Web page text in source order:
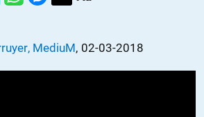
MediuM, 02-03-2018